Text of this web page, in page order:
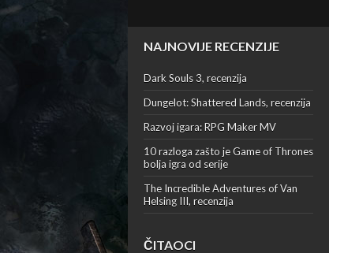
NAJNOVIJE RECENZIJE
Dark Souls 3, recenzija
Dungelot: Shattered Lands, recenzija
Razvoj igara: RPG Maker MV
10 razloga zašto je Game of Thrones
bolja igra od serije
The Incredible Adventures of Van
Helsing III, recenzija
ČITAOCI